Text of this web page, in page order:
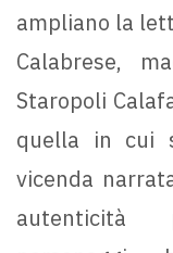
ampliano la
Calabrese,
Staropoli
quella in cui
vicenda
autenticità